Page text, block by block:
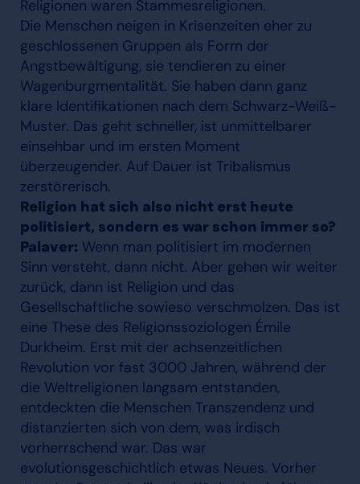
Religionen waren Stammesreligionen.
Die Menschen neigen in Krisenzeiten eher zu
geschlossenen Gruppen als Form der
Angstbewältigung, sie tendieren zu einer
Wagenburgmentalität. Sie haben dann ganz
klare Identifikationen nach dem Schwarz-Weiß-
Muster. Das geht schneller, ist unmittelbarer
einsehbar und im ersten Moment
überzeugender. Auf Dauer ist Tribalismus
zerstörerisch.
Religion hat sich also nicht erst heute
politisiert, sondern es war schon immer so?
Palaver: Wenn man politisiert im modernen
Sinn versteht, dann nicht. Aber gehen wir weiter
zurück, dann ist Religion und das
Gesellschaftliche sowieso verschmolzen. Das ist
eine These des Religionssoziologen Émile
Durkheim. Erst mit der achsenzeitlichen
Revolution vor fast 3000 Jahren, während der
die Weltreligionen langsam entstanden,
entdeckten die Menschen Transzendenz und
distanzierten sich von dem, was irdisch
vorherrschend war. Das war
evolutionsgeschichtlich etwas Neues. Vorher